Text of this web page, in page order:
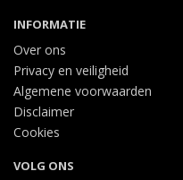
INFORMATIE
Over ons
Privacy en veiligheid
Algemene voorwaarden
Disclaimer
Cookies
VOLG ONS